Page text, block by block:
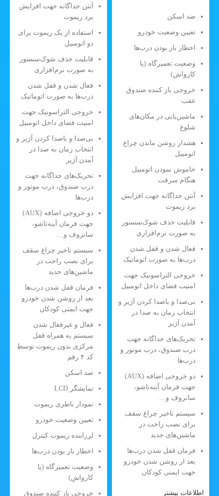
ضد اسکن
تعیین وضعیت خودرو
اخطار باز بودن درب‌ها
وضعیت تعمیرگاه (یا
کارواش)
خروجی باز کننده صندوق
عقب
ماشین‌یابی در مکان‌های
شلوغ
هشدار روشن ماندن چراغ
اتومبیل
خاموش نمودن اتومبیل
هنگام سرقت
آنتن جداگانه جهت افزایش
برد ریموت
قابلیت حذف شوک‌سنسور
به صورت نرم‌افزاری
فعال شدن و قفل شدن
درب‌ها به صورت اتوماتیک
خروجی التراسونیک جهت
امنیت فضای داخل اتومبیل
بی‌صدا و باصدا کردن آژیر و
انتخاب زمان به صدا در
آمدن آژیر
تحریک‌های جداگانه جهت
درب صندوق، درب موتور و
درب‌ها
دو خروجی اضافه (AUX)
جهت فرمان آینه‌تاشو،
سانروف و…
سیستم تاخیر چراغ سقف
برای نصب راحت در
ماشین‌های جدید
فرمان قفل شدن درب‌ها
بعد از روشن شدن خودرو
جهت ایمنی کودکان
اطلاعات بیشتر
آنتن جداگانه جهت افزایش
برد ریموت
استفاده از یک ریموت برای
دو اتومبیل
قابلیت حذف شوک‌سنسور
به صورت نرم‌افزاری
فعال شدن و قفل شدن
درب‌ها به صورت اتوماتیک
خروجی التراسونیک جهت
امنیت فضای داخل اتومبیل
بی‌صدا و باصدا کردن آژیر و
انتخاب زمان به صدا در
آمدن آژیر
تحریک‌های جداگانه جهت
درب صندوق، درب موتور و
درب‌ها
دو خروجی اضافه (AUX)
جهت فرمان آینه‌تاشو،
سانروف و…
سیستم تاخیر چراغ سقف
برای نصب راحت در
ماشین‌های جدید
فرمان قفل شدن درب‌ها
بعد از روشن شدن خودرو
جهت ایمنی کودکان
فعال و غیرفعال شدن
سیستم به همراه قفل
مرکزی بدون ریموت توسط
کد ۴ رقم
ضد اسکن
نمایشگر LCD
نمودار باطری ریموت
تعیین وضعیت خودرو
لرزاننده ریموت کنترل
اخطار باز بودن درب‌ها
وضعیت تعمیرگاه (یا
کارواش)
خروجی باز کننده صندوق